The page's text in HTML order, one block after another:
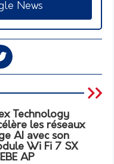
News
Technology
les réseaux
AI avec son
Wi Fi 7 SX
AP